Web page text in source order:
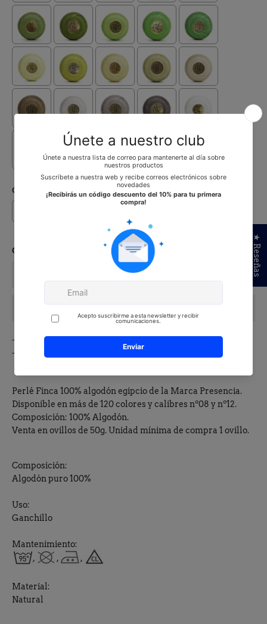
Calibre: Nº 12
CANTIDAD
AÑADIR A LA CESTA
- Gastos de envío gratis a partir de 50€
- 6,20€ de gastos de envío para pedidos inferiores a 50€
Perlé Finca 100% algodón egipcio de la Marca Presencia.
Disponible en más de 120 colores y calibres nº08 y nº12.
Composición: 100% Algodón.
Venta en ovillos de 50g. Unidad mínima de compra 1 ovillo.
Composición:
Algodón puro 100%
Uso:
Ganchillo
Mantenimiento:
,
, ,
Material:
Natural
★ Reseñas